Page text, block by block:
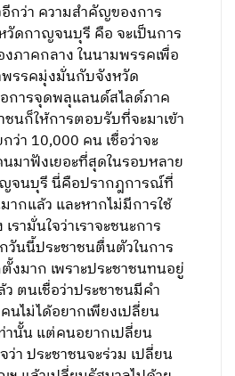
กว่า ความสำคัญของการ
ดกาญจนบุรี คือ จะเป็นการ
ภาคกลาง ในนามพรรคเพื่อ
พรรคมุ่งมั่นกับจังหวัด
ารจุดพลุแลนด์สไลด์ภาค
นก็ให้การตอบรับที่จะมาเข้า
ว่า 10,000 คน เชื่อว่าจะ
มาฟังเยอะที่สุดในรอบหลาย
จนบุรี นี่คือปรากฎการณ์ที่
ากแล้ว และหากไม่มีการใช้
รามั่นใจว่าเราจะชนะการ
วันนี้ประชาชนตื่นตัวในการ
งมาก เพราะประชาชนทนอยู่
ตนเชื่อว่าประชาชนมีคำ
นไม่ได้อยากเพียงเปลี่ยน
านั้น แต่คนอยากเปลี่ยน
า ประชาชนจะร่วม เปลี่ยน